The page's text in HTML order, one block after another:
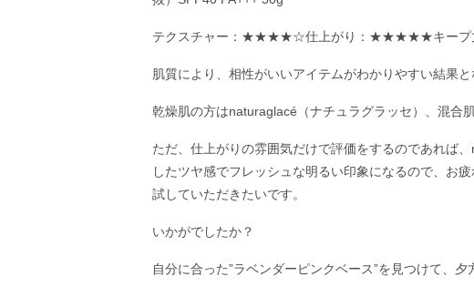
テクスチャー：★★★★☆仕上がり：★★★★★キー
肌質により、相性がいいアイテムがわかりやすい結果と
乾燥肌の方はnaturaglacé（ナチュラグラッセ）、混合
ただ、仕上がりの雰囲気だけで評価をするのであれば
したツヤ感でフレッシュな明るい印象になるので、お
試していただきたいです。
いかがでしたか？
自分に合った”ラベンダーピンクベース”を見つけて、